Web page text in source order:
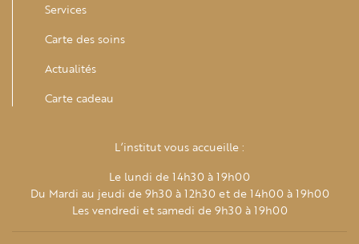
Services
Carte des soins
Actualités
Carte cadeau
L’institut vous accueille :
Le lundi de 14h30 à 19h00
Du Mardi au jeudi de 9h30 à 12h30 et de 14h00 à 19h00
Les vendredi et samedi de 9h30 à 19h00